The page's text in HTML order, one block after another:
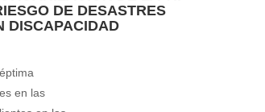
DE DESASTRES
DISCAPACIDAD
en las